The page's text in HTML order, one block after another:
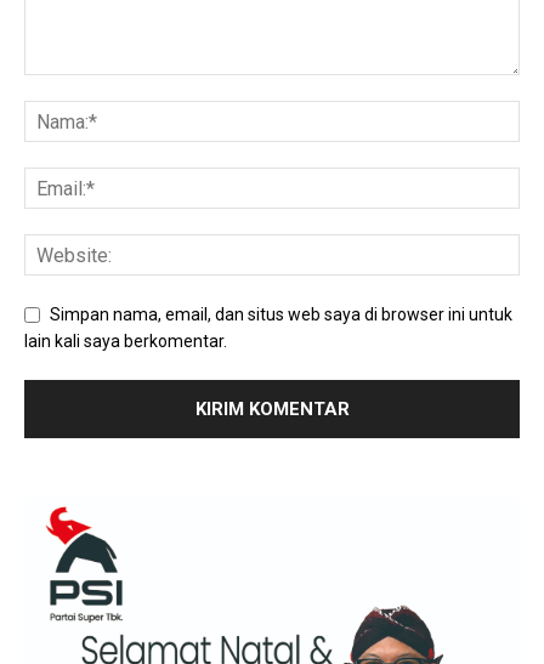
Simpan nama, email, dan situs web saya di browser ini untuk
lain kali saya berkomentar.